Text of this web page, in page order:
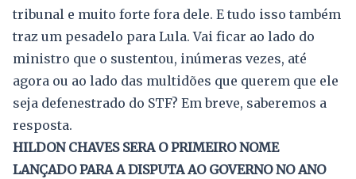
tribunal e muito forte fora dele. E tudo isso também
traz um pesadelo para Lula. Vai ficar ao lado do
ministro que o sustentou, inúmeras vezes, até
agora ou ao lado das multidões que querem que ele
seja defenestrado do STF? Em breve, saberemos a
resposta.
HILDON CHAVES SERA O PRIMEIRO NOME
LANÇADO PARA A DISPUTA AO GOVERNO NO ANO